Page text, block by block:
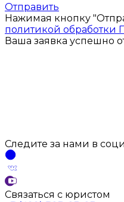
Отправить
Нажимая кнопку
политикой обработки
Ваша заявка успешно
Следите за нами в
Связаться с юристом